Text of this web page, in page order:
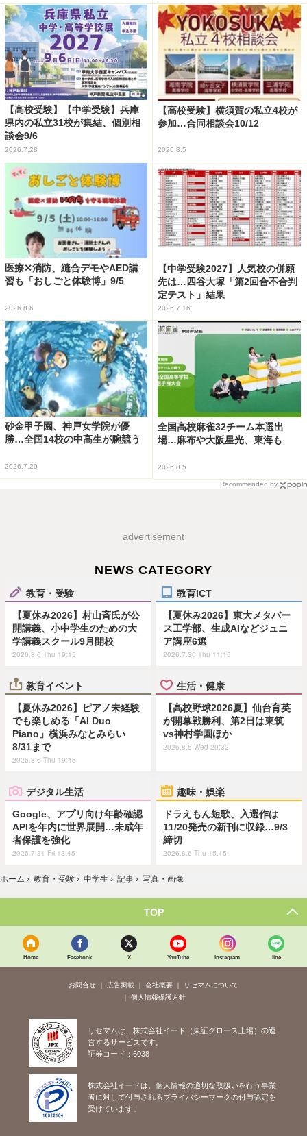
【高校受験】【中学受験】兵庫
県内の私立31校が集結、個別相
談会9/6
2026.7.28
【高校受験】横須賀の私立4校が
参加…合同相談会10/12
2026.8.5
医療✕消防、縫合デモやAED講
習も「おしごと体験博」9/5
2026.8.6
【中学受験2027】人気校の併願
先は…四谷大塚「第2回合不合判
定テスト」結果
2026.7.16
砂金甲子園、神戸女学院が優
勝…全国14校の中高生が腕競う
2026.7.29
全国高校麻雀32チーム本選出
場…麻布や大阪星光、東海も
2026.8.5
Recommended by
advertisement
NEWS CATEGORY
教育・受験
【夏休み2026】村山斉氏が公
開講義、小中学生のための大
学講義スクール9月開校
2026.8.6 Thu 19:15
教育ICT
【夏休み2026】東大メタバー
ス工学部、生成AIなどジュニ
ア講座6選
2026.7.30 Thu 11:15
教育イベント
【夏休み2026】ピアノ未経験
でも楽しめる「AI Duo
Piano」横浜みなとみらい
8/31まで
2026.8.6 Thu 19:45
生活・健康
【高校野球2026夏】仙台育英
が開幕戦勝利、第2日は東筑
vs神村学園ほか
2026.8.5 Wed 20:32
デジタル生活
Google、アプリ向け年齢確認
APIを年内に世界展開…未成年
者保護を強化
2026.7.31 Fri 13:45
趣味・娯楽
ドラえもん短歌、入選作は
11/20発売の新刊に収録…9/3
締切
2026.8.6 Thu 15:15
ホーム › 教育・受験 › 中学生 › 記事 › 写真・画像
TOP
Home Facebook X YouTube Instagram line
お問合せ 広告掲載 会社概要
リセマムについて
個人情報保護方針
リセマムは、株式会社イード（東証グロース上場）の運
営するサービスです。
証券コード：6038
株式会社イードは、個人情報の適切な取扱いを行う事業
者に対して付与されるプライバシーマークの付与認定を
受けています。